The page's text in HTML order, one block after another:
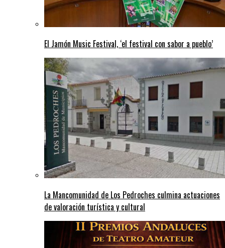
El Jamón Music Festival, ‘el festival con sabor a pueblo’
La Mancomunidad de Los Pedroches culmina actuaciones
de valoración turística y cultural